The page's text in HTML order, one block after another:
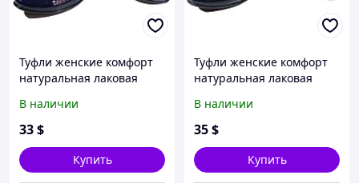
Туфли женские комфорт
натуральная лаковая
на шнуровке (Зоя) Туфли
женские комфорт
кожа "рептилия" синие
на
В наличии
33$
Купить
Туфли женские комфорт
натуральная лаковая
на шнуровке (Т03)
В наличии
35$
Купить